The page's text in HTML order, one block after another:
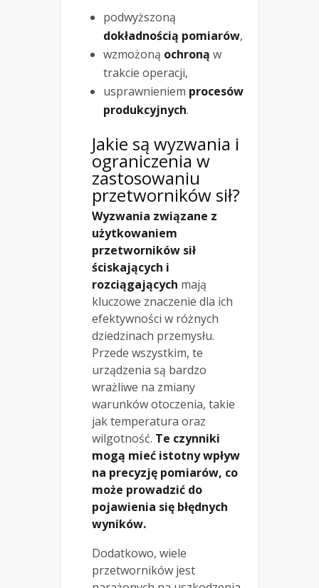
podwyższoną
dokładnością pomiarów,
wzmożoną ochroną w
trakcie operacji,
usprawnieniem procesów
produkcyjnych.
Jakie są wyzwania i
ograniczenia w
zastosowaniu
przetworników sił?
Wyzwania związane z
użytkowaniem
przetworników sił
ściskających i
rozciągających mają
kluczowe znaczenie dla ich
efektywności w różnych
dziedzinach przemysłu.
Przede wszystkim, te
urządzenia są bardzo
wrażliwe na zmiany
warunków otoczenia, takie
jak temperatura oraz
wilgotność. Te czynniki
mogą mieć istotny wpływ
na precyzję pomiarów, co
może prowadzić do
pojawienia się błędnych
wyników.
Dodatkowo, wiele
przetworników jest